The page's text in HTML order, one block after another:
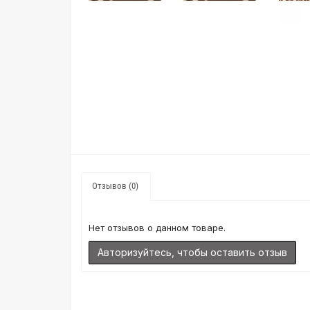
Отзывов (0)
Нет отзывов о данном товаре.
Авторизуйтесь, чтобы оставить отзыв